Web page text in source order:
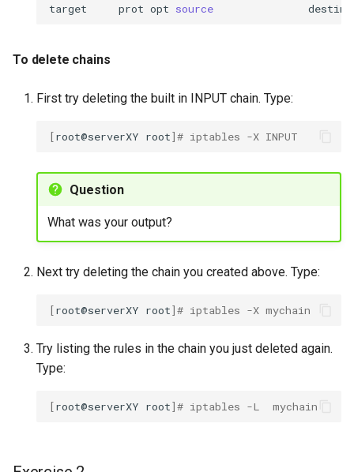
target prot opt source
To delete chains
First try deleting the built in INPUT chain. Type:
[root@serverXY root]# iptables -X INPUT
Question
What was your output?
Next try deleting the chain you created above. Type:
[root@serverXY root]# iptables -X mychain
Try listing the rules in the chain you just deleted again.
Type:
[root@serverXY root]# iptables -L  mychain